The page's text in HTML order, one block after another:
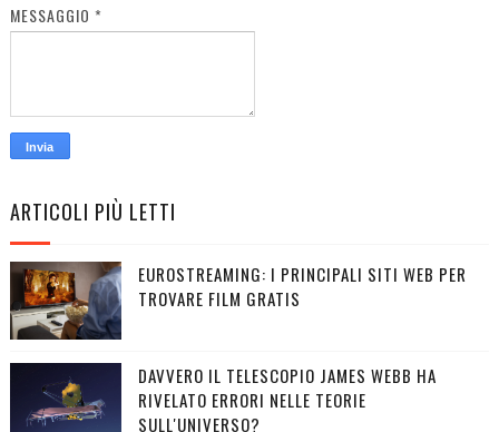
MESSAGGIO *
ARTICOLI PIÙ LETTI
EUROSTREAMING: I PRINCIPALI SITI WEB PER
TROVARE FILM GRATIS
DAVVERO IL TELESCOPIO JAMES WEBB HA
RIVELATO ERRORI NELLE TEORIE
SULL'UNIVERSO?